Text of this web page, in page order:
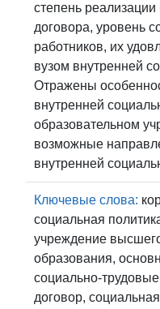
степень
договора, уровень
работников, их
вузом внутренней
Отражены
внутренней
образовательном
возможные
внутренней
Ключевые слова:
социальная
учреждение
образования,
социально-
договор,